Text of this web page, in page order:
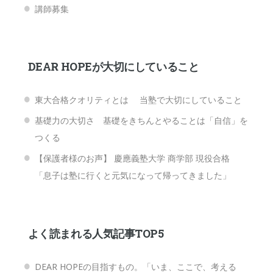
講師募集
DEAR HOPEが大切にしていること
東大合格クオリティとは 当塾で大切にしていること
基礎力の大切さ 基礎をきちんとやることは「自信」を
つくる
【保護者様のお声】 慶應義塾大学 商学部 現役合格
「息子は塾に行くと元気になって帰ってきました」
よく読まれる人気記事TOP5
DEAR HOPEの目指すもの。「いま、ここで、考える